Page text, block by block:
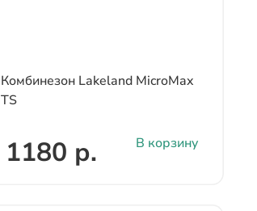
Комбинезон Lakeland MicroMax
TS
1180 р. В корзину